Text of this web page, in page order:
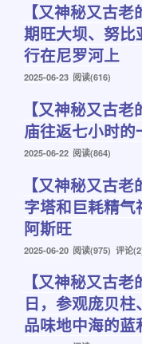
【又神秘又古
期旺大坝、努
行在尼罗河上
发
2025-06-23 阅读(616)
【又神秘又古
庙往返七小时
发
2025-06-22 阅读(864)
【又神秘又古
字塔和巨耗精
阿斯旺
发
2025-06-20 阅读(975) 评论
【又神秘又古
日，参观庞贝柱
品味地中海的